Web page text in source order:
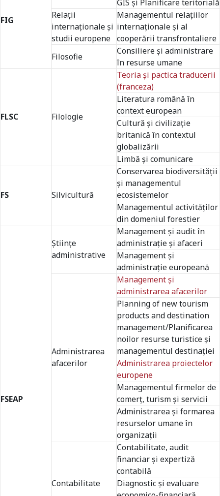
FIG
GIS şi Planificare teritorială
Relaţii
internaţionale şi
studii europene
Managementul relaţiilor
internaţionale şi al
cooperării transfrontaliere
Filosofie
Consiliere şi administrare
în resurse umane
FLSC Filologie
Teoria şi pactica traducerii
(franceza)
Literatura română în
context european
Cultură şi civilizaţie
britanică în contextul
globalizării
Limbă şi comunicare
FS Silvicultură
Conservarea biodiversităţii
şi managementul
ecosistemelor
Managementul activităţilor
din domeniul forestier
FSEAP
Ştiinţe
administrative
Management şi audit în
administrație și afaceri
Management și
administrație europeană
Administrarea
afacerilor
Management şi
administrarea afacerilor
Planning of new tourism
products and destination
management/Planificarea
noilor resurse turistice și
managementul destinației
Administrarea proiectelor
europene
Managementul firmelor de
comerţ, turism şi servicii
Administrarea şi formarea
resurselor umane în
organizaţii
Contabilitate
Contabilitate, audit
financiar și expertiză
contabilă
Diagnostic şi evaluare